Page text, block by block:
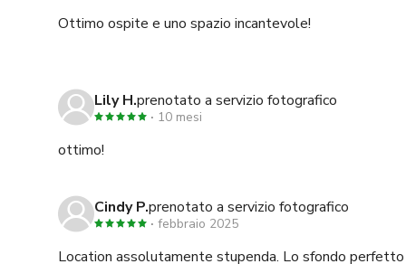
Ottimo ospite e uno spazio incantevole!
Lily H.prenotato a servizio fotografico
10 mesi
ottimo!
Cindy P.prenotato a servizio fotografico
febbraio 2025
Location assolutamente stupenda. Lo sfondo